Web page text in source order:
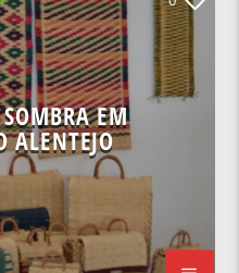
EM
ALENTEJO